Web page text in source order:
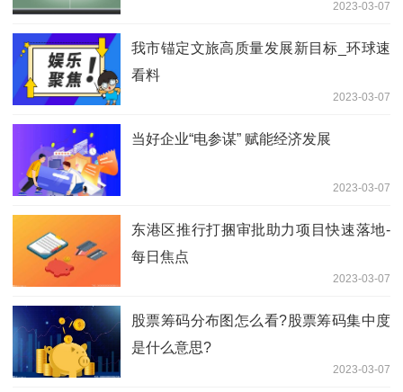
2023-03-07
我市锚定文旅高质量发展新目标_环球速
看料
2023-03-07
当好企业“电参谋” 赋能经济发展
2023-03-07
东港区推行打捆审批助力项目快速落地-
每日焦点
2023-03-07
股票筹码分布图怎么看?股票筹码集中度
是什么意思?
2023-03-07